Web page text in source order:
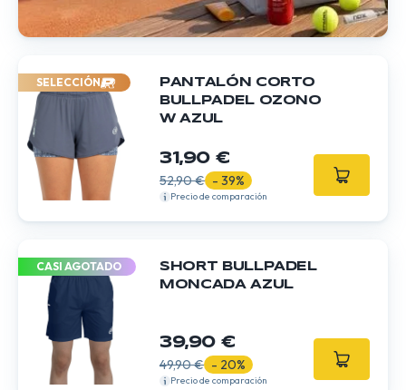
SELECCIÓN
PANTALÓN CORTO
BULLPADEL OZONO
W AZUL
31,90 €
52,90 € - 39%
Precio de comparación
CASI AGOTADO
SHORT BULLPADEL
MONCADA AZUL
39,90 €
49,90 € - 20%
Precio de comparación